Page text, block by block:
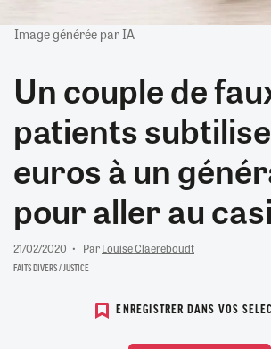
Image générée par IA
Un couple de
patients
euros à un
pour aller au
21/02/2020 ParLouise Claereboudt
FAITS DIVERS / JUSTICE
ENREGISTRER DANS VOS